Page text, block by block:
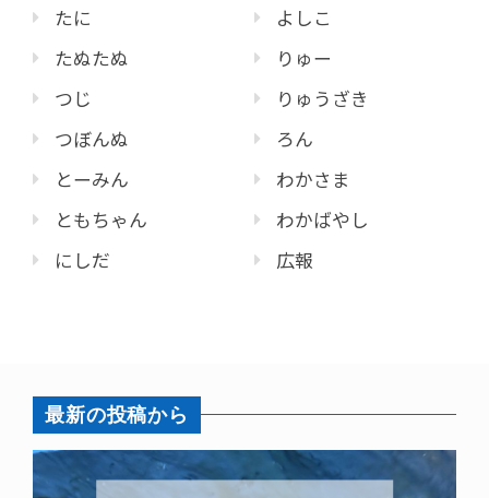
たに
たぬたぬ
つじ
つぼんぬ
とーみん
ともちゃん
にしだ
よしこ
りゅー
りゅうざき
ろん
わかさま
わかばやし
広報
最新の投稿から